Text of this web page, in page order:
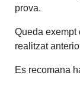
prova.
Queda exempt
realitzat
Es recomana